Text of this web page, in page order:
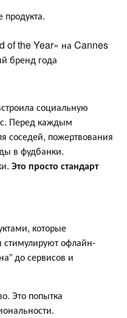
of the Year» на Cannes
бренд года
социальную
Перед каждым
соседей, пожертвования
в фудбанки.
Это просто стандарт
которые
стимулируют офлайн-
до сервисов и
Это попытка